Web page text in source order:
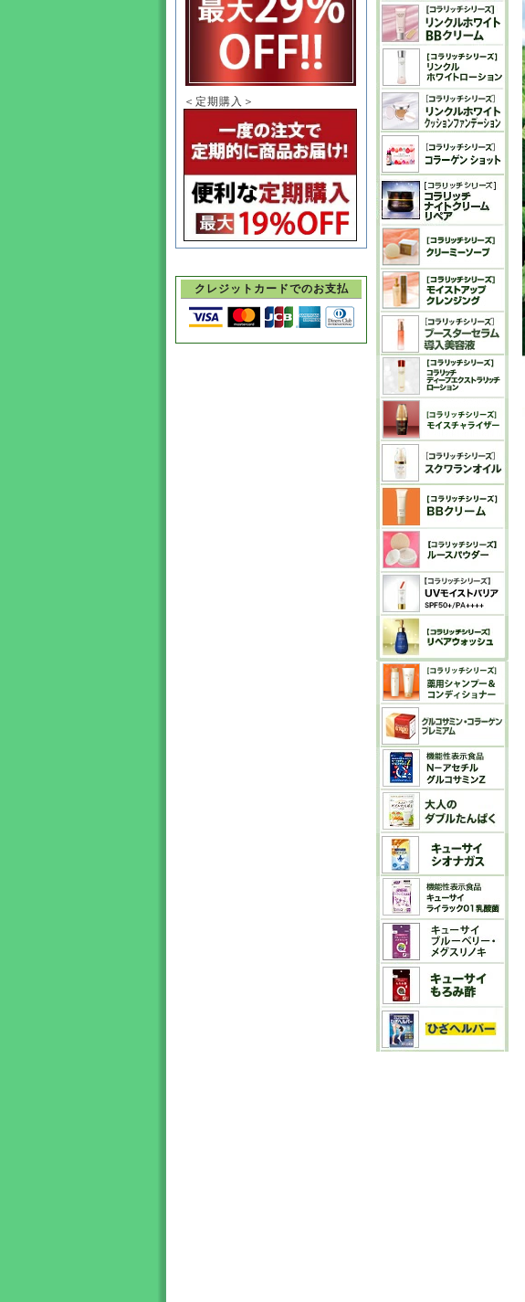
＜定期購入＞
クレジットカードでのお支払